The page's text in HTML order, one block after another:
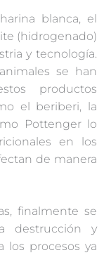
blanca, el
(hidrogenado)
y tecnología.
se han
productos
el beriberi, la
Pottenger lo
en los
de manera
finalmente se
destrucción y
procesos ya